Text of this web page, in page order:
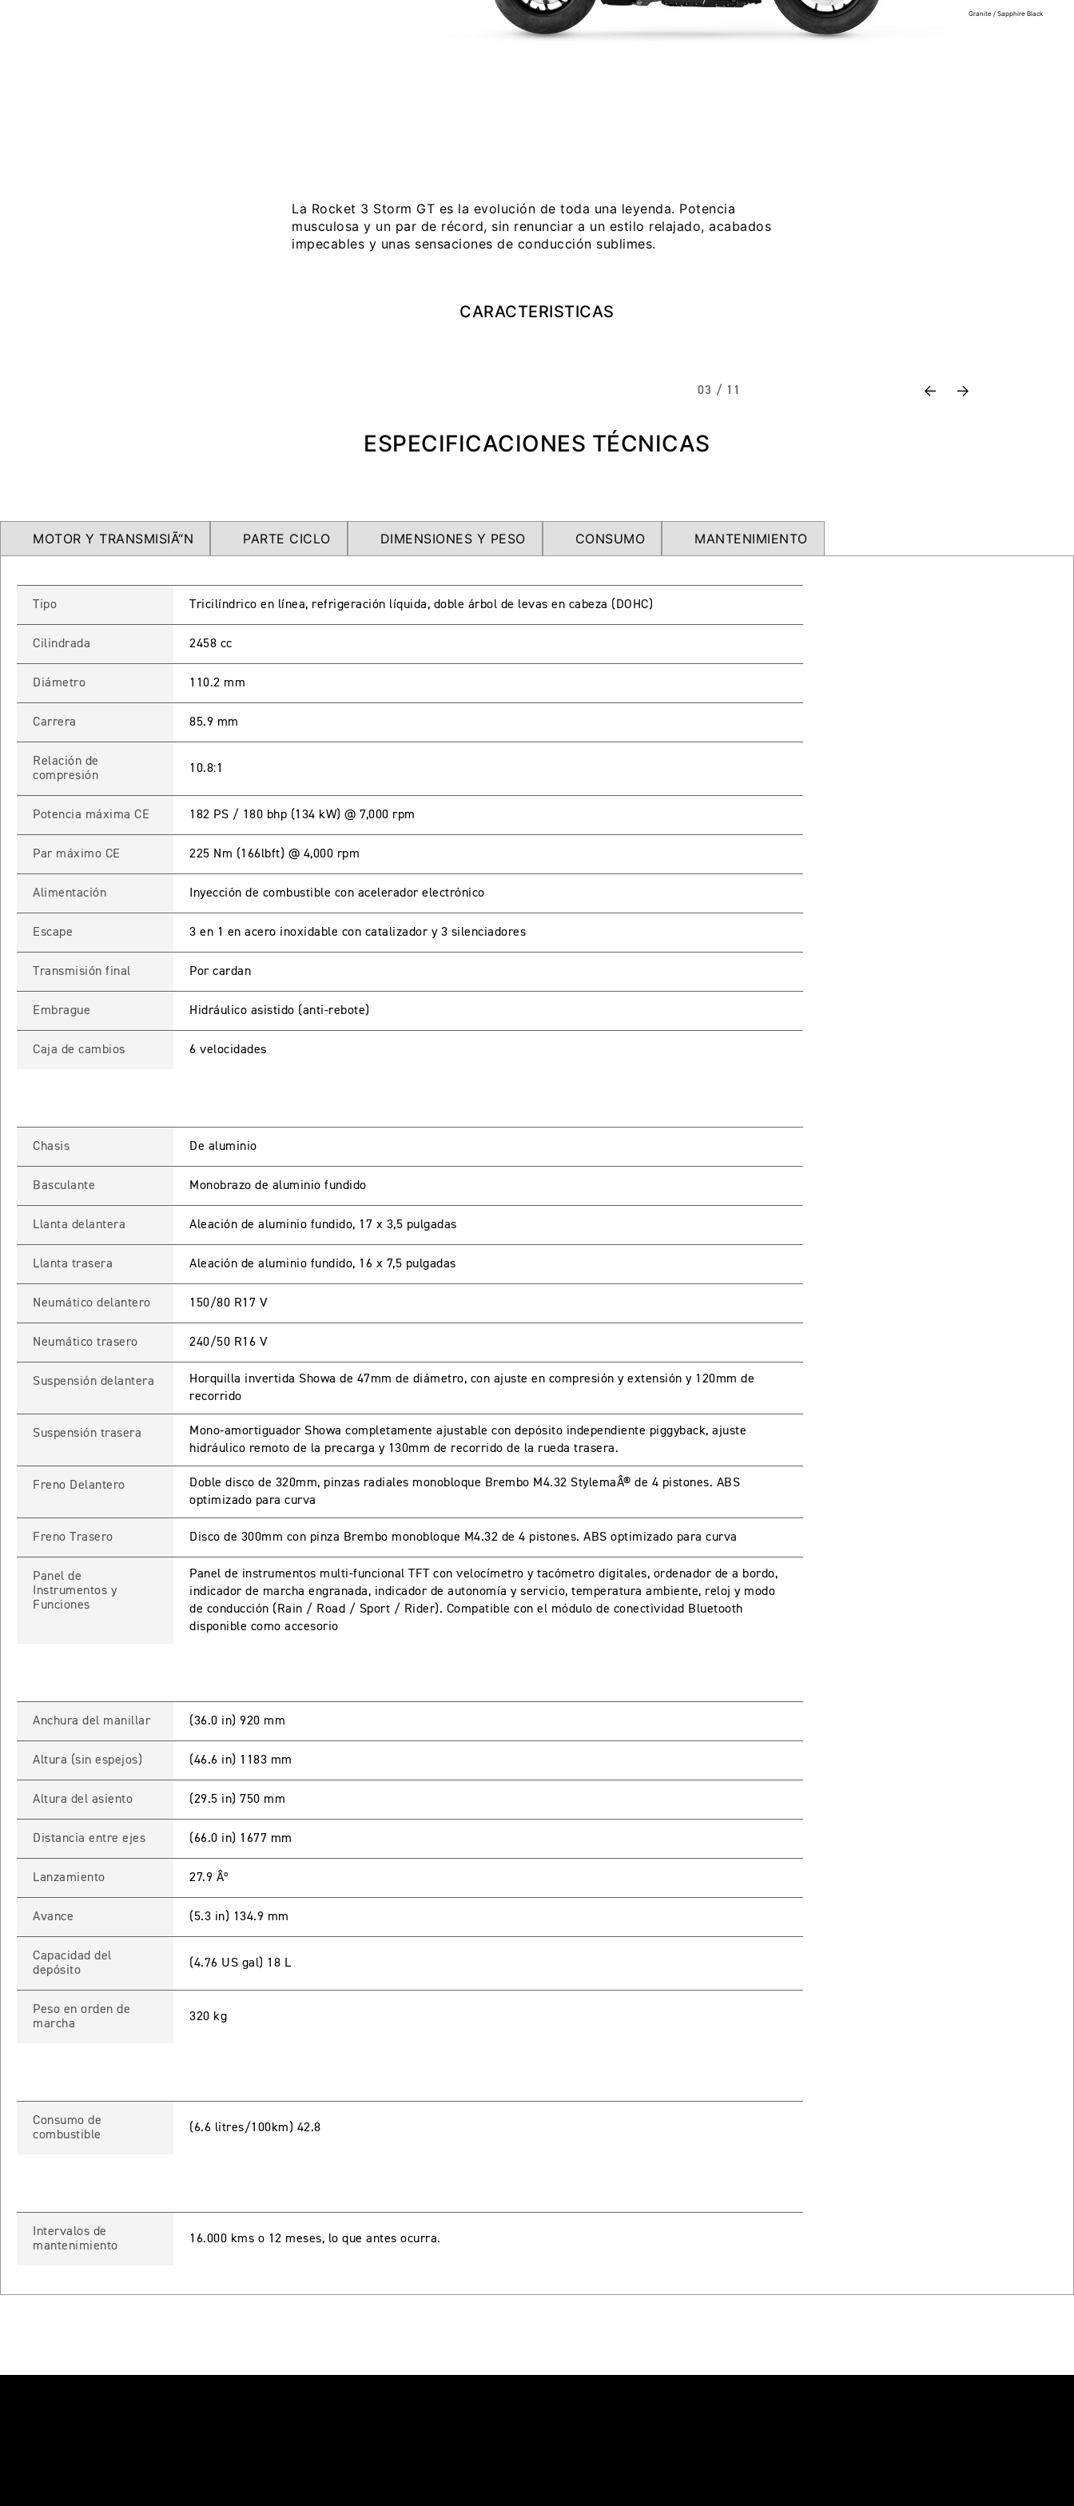
Granite / Sapphire Black
La Rocket 3 Storm GT es la evolución de toda una leyenda. Potencia
musculosa y un par de récord, sin renunciar a un estilo relajado, acabados
impecables y unas sensaciones de conducción sublimes.
CARACTERISTICAS
03 / 11 PreviousNext
ESPECIFICACIONES TÉCNICAS
MOTOR Y TRANSMISIÃ“N PARTE CICLO DIMENSIONES Y PESO CONSUMO MANTENIMIENTO
Tipo Tricilíndrico en línea, refrigeración líquida, doble árbol de levas en cabeza (DOHC)
Cilindrada 2458 cc
Diámetro 110.2 mm
Carrera 85.9 mm
Relación de
compresión
10.8:1
Potencia máxima CE 182 PS / 180 bhp (134 kW) @ 7,000 rpm
Par máximo CE 225 Nm (166lbft) @ 4,000 rpm
Alimentación Inyección de combustible con acelerador electrónico
Escape 3 en 1 en acero inoxidable con catalizador y 3 silenciadores
Transmisión final Por cardan
Embrague Hidráulico asistido (anti-rebote)
Caja de cambios 6 velocidades
Chasis De aluminio
Basculante Monobrazo de aluminio fundido
Llanta delantera Aleación de aluminio fundido, 17 x 3,5 pulgadas
Llanta trasera Aleación de aluminio fundido, 16 x 7,5 pulgadas
Neumático delantero 150/80 R17 V
Neumático trasero 240/50 R16 V
Suspensión delantera
Horquilla invertida Showa de 47mm de diámetro, con ajuste en compresión y extensión y 120mm de
recorrido
Suspensión trasera
Mono-amortiguador Showa completamente ajustable con depósito independiente piggyback, ajuste
hidráulico remoto de la precarga y 130mm de recorrido de la rueda trasera.
Freno Delantero
Doble disco de 320mm, pinzas radiales monobloque Brembo M4.32 StylemaÂ® de 4 pistones. ABS
optimizado para curva
Freno Trasero Disco de 300mm con pinza Brembo monobloque M4.32 de 4 pistones. ABS optimizado para curva
Panel de
Instrumentos y
Funciones
Panel de instrumentos multi-funcional TFT con velocímetro y tacómetro digitales, ordenador de a bordo,
indicador de marcha engranada, indicador de autonomía y servicio, temperatura ambiente, reloj y modo
de conducción (Rain / Road / Sport / Rider). Compatible con el módulo de conectividad Bluetooth
disponible como accesorio
Anchura del manillar (36.0 in) 920 mm
Altura (sin espejos) (46.6 in) 1183 mm
Altura del asiento (29.5 in) 750 mm
Distancia entre ejes (66.0 in) 1677 mm
Lanzamiento 27.9 Âº
Avance (5.3 in) 134.9 mm
Capacidad del
depósito
(4.76 US gal) 18 L
Peso en orden de
marcha
320 kg
Consumo de
combustible
(6.6 litres/100km) 42.8
Intervalos de
mantenimiento
16.000 kms o 12 meses, lo que antes ocurra.
INGRESO CLIENTES
registrarte.
INICIAR NUEVA CUENTA
Recuperar contraseña